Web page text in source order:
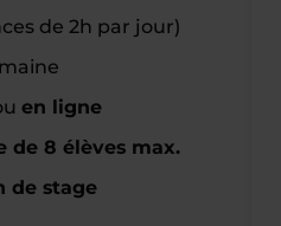
de 2h par jour)
en ligne
de 8 élèves max.
de stage